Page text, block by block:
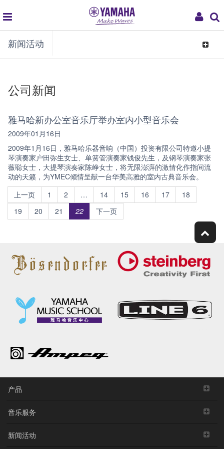
My
global
navigation
新闻活动
Toggle
公司新闻
雅马哈新办公室音乐厅举办室内小型音乐会
2009年01月16日
2009年1月16日，雅马哈乐器音响（中国）投资有限公司特邀小提
琴演奏家户田弥生女士、单簧管演奏家钱俊先生，及钢琴演奏家张
薇聪女士，大提琴演奏家陈峥女士，将无限澎湃的激情化作指间流
动的天籁，为YMEC倾情呈献一台华美高雅的室内古典音乐会。
上一页
1 2 … 14 15 16 17
18
19
20 21 22 下一页
产品
音乐服务
新闻活动